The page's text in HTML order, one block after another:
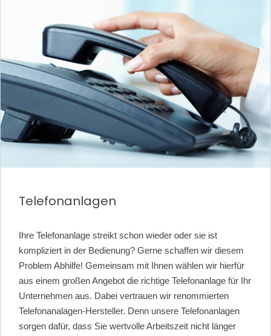
Telefonanlagen
Ihre Telefonanlage streikt schon wieder oder sie ist
kompliziert in der Bedienung? Gerne schaffen wir diesem
Problem Abhilfe! Gemeinsam mit Ihnen wählen wir hierfür
aus einem großen Angebot die richtige Telefonanlage für Ihr
Unternehmen aus. Dabei vertrauen wir renommierten
Telefonanalagen-Hersteller. Denn unsere Telefonanlagen
sorgen dafür, dass Sie wertvolle Arbeitszeit nicht länger